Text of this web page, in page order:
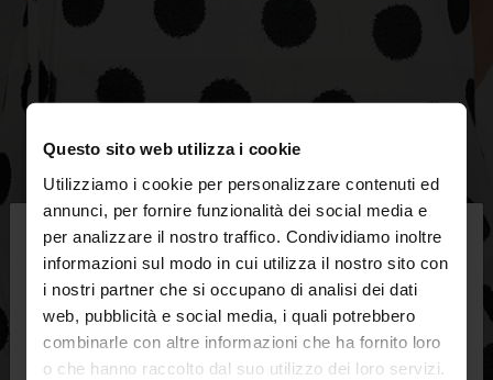
Questo sito web utilizza i cookie
Utilizziamo i cookie per personalizzare contenuti ed
annunci, per fornire funzionalità dei social media e
per analizzare il nostro traffico. Condividiamo inoltre
informazioni sul modo in cui utilizza il nostro sito con
i nostri partner che si occupano di analisi dei dati
web, pubblicità e social media, i quali potrebbero
combinarle con altre informazioni che ha fornito loro
o che hanno raccolto dal suo utilizzo dei loro servizi.
ciao ×
Stai accedendo al sito da Svizzera. Vuoi navigare
sul nostro sito United States?